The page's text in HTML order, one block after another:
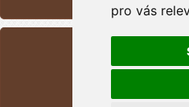
pro vás
Měsíc: